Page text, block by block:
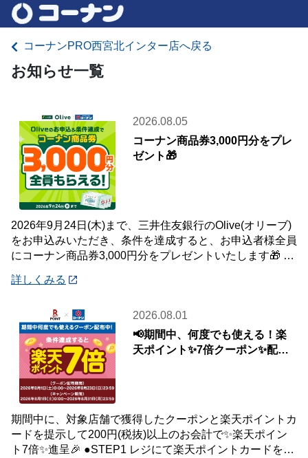
コーナンPRO西宮北インター店へ戻る
お知らせ一覧
2026.08.05
コーナン商品券3,000円分をプレ
ゼント🎁
2026年9月24日(木)まで、三井住友銀行のOlive(オリーブ)
をお申込みいただき、条件を達成すると、お申込者様全員
にコーナン商品券3,000円分をプレゼントいたします🎁 詳
詳しくみる
2026.08.01
📢期間中、何度でも使える！楽
天ポイント✨7倍クーポン✨配布
期間中に、対象店舗で獲得したクーポンと楽天ポイントカ
ードを提示して200円(税抜)以上のお会計で✨楽天ポイン
ト7倍✨進呈🎉 ●STEP1 レジにて楽天ポイントカードを提